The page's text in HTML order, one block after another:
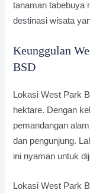
tanaman tabebuya
destinasi wisata
Keunggulan
BSD
Lokasi West Park
hektare. Dengan
pemandangan
dan pengunjung.
ini nyaman untuk
Lokasi West Park